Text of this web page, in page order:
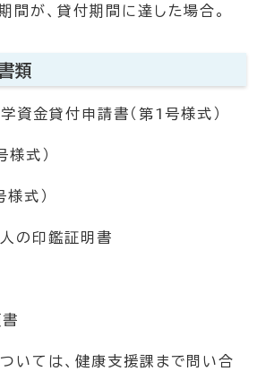
間が、貸付期間に達した場合。
類
資金貸付申請書（第1号様式）
式）
式）
の印鑑証明書
いては、健康支援課まで問い合